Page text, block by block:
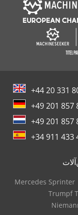
+44 20 331
+49 201 857
+49 201 857
+34 911 433
Mercedes Sprinter
Trumpf